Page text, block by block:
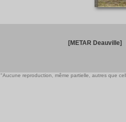
[METAR Deauville]
"Aucune reproduction, même partielle, autres que